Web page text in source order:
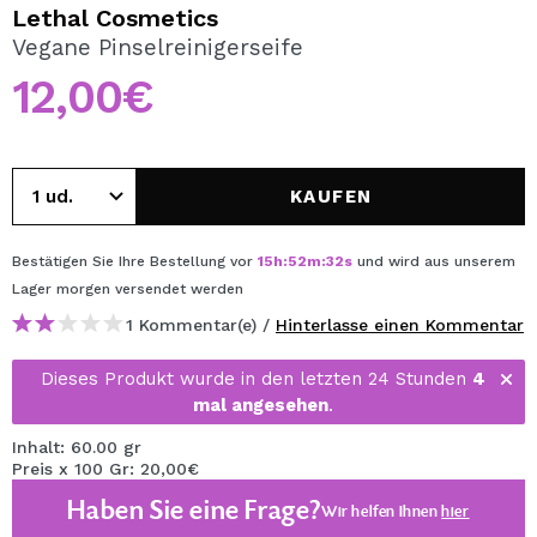
REGISTRIEREN
Durch die Erstellung eines Kontos bei Maquillalia.de
können Sie Ihre Einkäufe schnell tätigen, den Status Ihrer
Lethal Cosmetics
Vegane Pinselreinigerseife
12,00€
KAUFEN
Bestätigen Sie Ihre Bestellung vor 15h:52m:32s und wird aus unserem
Lager morgen versendet werden
1 Kommentar(e) / Hinterlasse einen Kommentar
Dieses Produkt wurde in den letzten 24 Stunden 4
mal angesehen.
Inhalt: 60.00 gr
Preis x 100 Gr: 20,00€
Haben Sie eine Frage?Wir helfen Ihnenhier